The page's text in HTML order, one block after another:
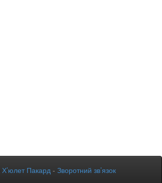
Х’юлет Пакард - Зворотний зв’язок